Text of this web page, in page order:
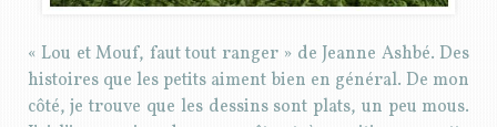
« Lou et Mouf, faut tout ranger » de Jeanne Ashbé. Des
histoires que les petits aiment bien en général. De mon
côté, je trouve que les dessins sont plats, un peu mous.